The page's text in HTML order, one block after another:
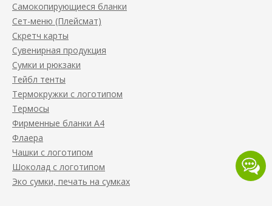
Самокопирующиеся бланки
Сет-меню (Плейсмат)
Скретч карты
Сувенирная продукция
Сумки и рюкзаки
Тейбл тенты
Термокружки с логотипом
Термосы
Фирменные бланки А4
Флаера
Чашки с логотипом
Шоколад с логотипом
Эко сумки, печать на сумках